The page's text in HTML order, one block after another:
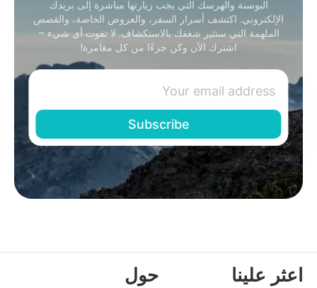
البوسنة والهرسك التي يجب زيارتها مباشرة إلى بريدك
الإلكتروني. اكتشف أسرار السفر، والعروض الخاصة، والقصص
الملهمة التي ستثير شغفك بالاستكشاف. لا تفوت أي شيء –
اشترك الآن وكن جزءًا من كل مغامرة!
اعثر علينا حول